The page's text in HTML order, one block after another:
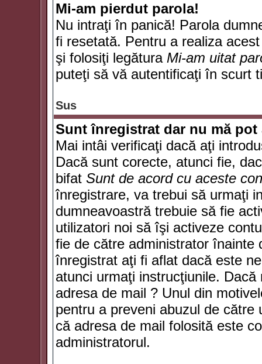
Mi-am pierdut parola!
Nu intraţi în panică! Parola
fi resetată. Pentru a realiza
şi folosiţi legătura Mi-am uitat
puteţi să vă autentificaţi în scurt
Sus
Sunt înregistrat dar nu mă
Mai intâi verificaţi dacă aţi
Dacă sunt corecte, atunci fie,
bifat Sunt de acord cu aceste
înregistrare, va trebui să urmaţi
dumneavoastră trebuie să fie
utilizatori noi să îşi activeze
fie de către administrator înainte
înregistrat aţi fi aflat dacă este
atunci urmaţi instrucţiunile.
adresa de mail ? Unul din
pentru a preveni abuzul de către
că adresa de mail folosită este
administratorul.